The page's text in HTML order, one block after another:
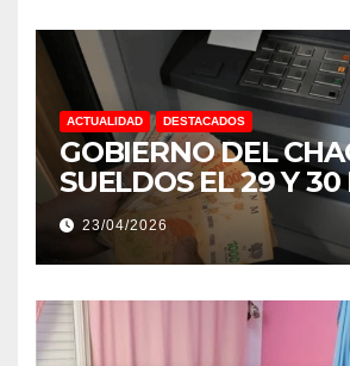
ACTUALIDAD DESTACADOS
GOBIERNO DEL
SUELDOS EL 29 Y 30
ABRIL, CON EL 2%
AUMENTO
23/04/2026